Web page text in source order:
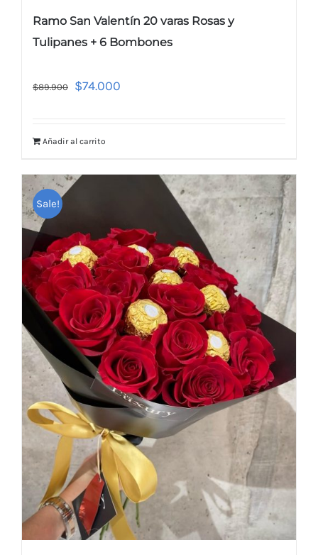
Ramo San Valentín 20 varas Rosas y
Tulipanes + 6 Bombones
$89.900 $74.000
Añadir al carrito
Sale!